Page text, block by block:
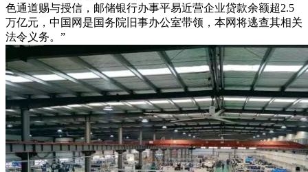
色通道赐与授信，邮储银行办事平易近营企业贷款余额超2.5
万亿元，中国网是国务院旧事办公室带领，本网将逃查其相关
法令义务。”